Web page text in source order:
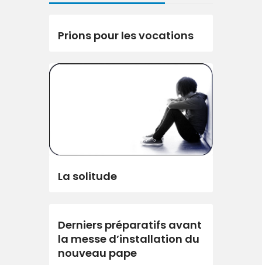
Prions pour les vocations
La solitude
Derniers préparatifs avant
la messe d’installation du
nouveau pape